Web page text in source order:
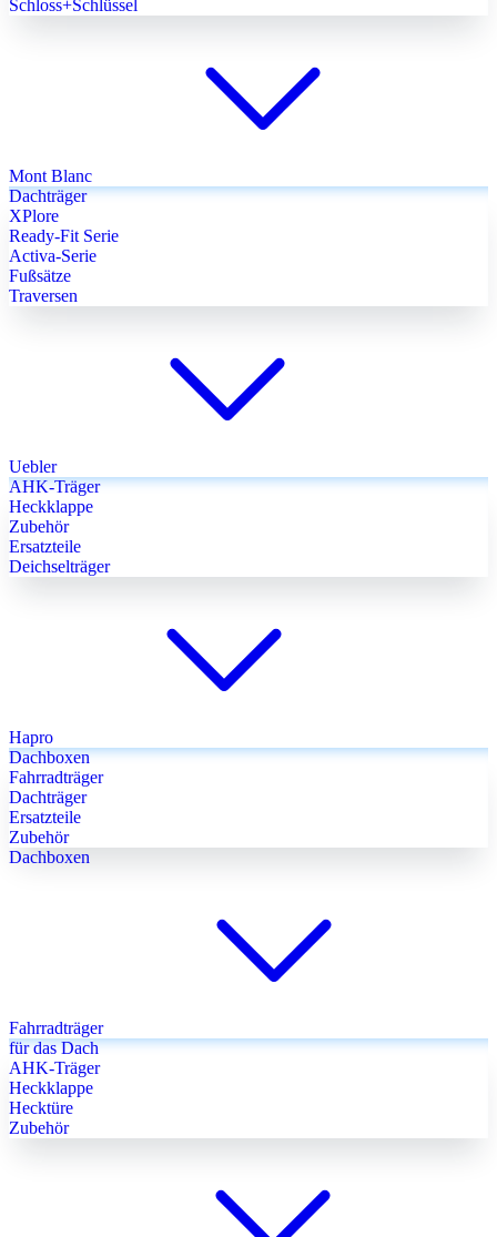
Schloss+Schlüssel
Mont Blanc
Dachträger
XPlore
Ready-Fit Serie
Activa-Serie
Fußsätze
Traversen
Uebler
AHK-Träger
Heckklappe
Zubehör
Ersatzteile
Deichselträger
Hapro
Dachboxen
Fahrradträger
Dachträger
Ersatzteile
Zubehör
Dachboxen
Fahrradträger
für das Dach
AHK-Träger
Heckklappe
Hecktüre
Zubehör